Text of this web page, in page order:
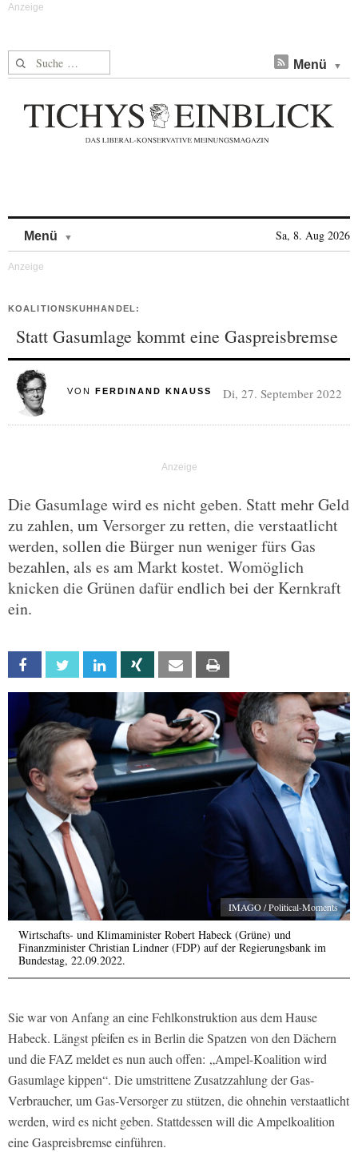
Suche nach: Menü
Menü Sa, 8. Aug 2026
KOALITIONSKUHHANDEL:
Statt Gasumlage kommt eine Gaspreisbremse
VON FERDINAND KNAUSS Di, 27. September 2022
Die Gasumlage wird es nicht geben. Statt mehr Geld
zu zahlen, um Versorger zu retten, die verstaatlicht
werden, sollen die Bürger nun weniger fürs Gas
bezahlen, als es am Markt kostet. Womöglich
knicken die Grünen dafür endlich bei der Kernkraft
ein.
Facebook Twitter Linkedin Xing Email
IMAGO / Political-Moments
Wirtschafts- und Klimaminister Robert Habeck (Grüne) und
Finanzminister Christian Lindner (FDP) auf der Regierungsbank im
Bundestag, 22.09.2022.
Sie war von Anfang an eine Fehlkonstruktion aus dem Hause
Habeck. Längst pfeifen es in Berlin die Spatzen von den Dächern
und die FAZ meldet es nun auch offen: „Ampel-Koalition wird
Gasumlage kippen“. Die umstrittene Zusatzzahlung der Gas-
Verbraucher, um Gas-Versorger zu stützen, die ohnehin verstaatlicht
werden, wird es nicht geben. Stattdessen will die Ampelkoalition
eine Gaspreisbremse einführen.